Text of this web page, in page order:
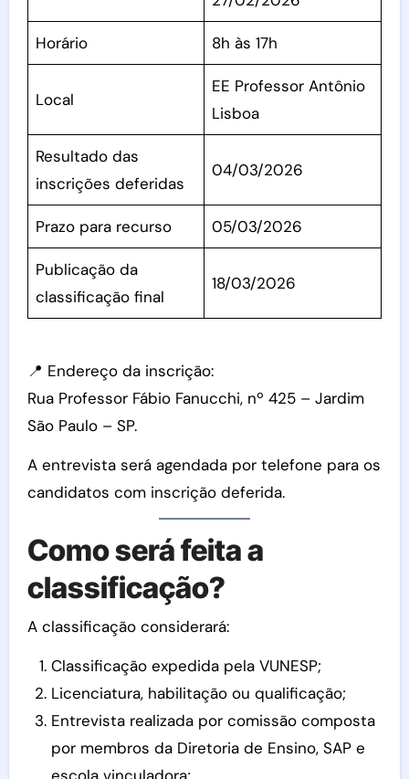
Horário 8h às 17h
Local
EE Professor Antônio
Lisboa
Resultado das
inscrições deferidas
04/03/2026
Prazo para recurso 05/03/2026
Publicação da
classificação final
18/03/2026
📍 Endereço da inscrição:
Rua Professor Fábio Fanucchi, nº 425 – Jardim
São Paulo – SP.
A entrevista será agendada por telefone para os
candidatos com inscrição deferida.
Como será feita a
classificação?
A classificação considerará:
Classificação expedida pela VUNESP;
Licenciatura, habilitação ou qualificação;
Entrevista realizada por comissão composta
por membros da Diretoria de Ensino, SAP e
escola vinculadora;